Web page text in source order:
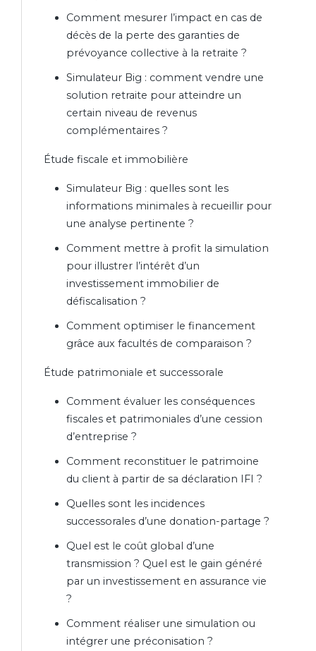
Comment mesurer l’impact en cas de
décès de la perte des garanties de
prévoyance collective à la retraite ?
Simulateur Big : comment vendre une
solution retraite pour atteindre un
certain niveau de revenus
complémentaires ?
Étude fiscale et immobilière
Simulateur Big : quelles sont les
informations minimales à recueillir pour
une analyse pertinente ?
Comment mettre à profit la simulation
pour illustrer l’intérêt d’un
investissement immobilier de
défiscalisation ?
Comment optimiser le financement
grâce aux facultés de comparaison ?
Étude patrimoniale et successorale
Comment évaluer les conséquences
fiscales et patrimoniales d’une cession
d’entreprise ?
Comment reconstituer le patrimoine
du client à partir de sa déclaration IFI ?
Quelles sont les incidences
successorales d’une donation-partage ?
Quel est le coût global d’une
transmission ? Quel est le gain généré
par un investissement en assurance vie
?
Comment réaliser une simulation ou
intégrer une préconisation ?